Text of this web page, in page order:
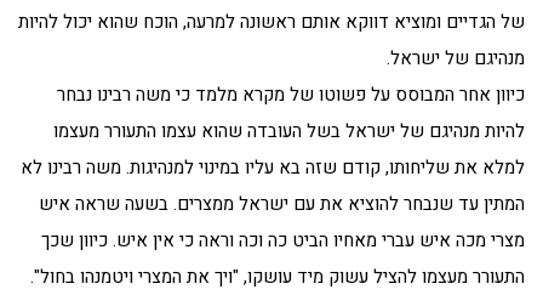
של הגדיים ומוציא דווקא אותם ראשונה למרעה, הוכח שהוא יכול להיות
מנהיגם של ישראל.
כיוון אחר המבוסס על פשוטו של מקרא מלמד כי משה רבינו נבחר
להיות מנהיגם של ישראל בשל העובדה שהוא עצמו התעורר מעצמו
למלא את שליחותו, קודם שזה בא עליו במינוי למנהיגות. משה רבינו לא
המתין עד שנבחר להוציא את עם ישראל ממצרים. בשעה שראה איש
מצרי מכה איש עברי מאחיו הביט כה וכה וראה כי אין איש. כיוון שכך
התעורר מעצמו להציל עשוק מיד עושקו, "ויך את המצרי ויטמנהו בחול".